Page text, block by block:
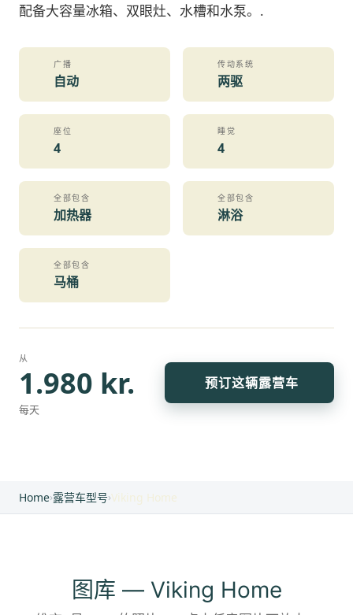
配备大容量冰箱、双眼灶、水槽和水泵。.
广播
自动
传动系统
两驱
座位
4
睡觉
4
全部包含
加热器
全部包含
淋浴
全部包含
马桶
从
1.980 kr.
每天
预订这辆露营车
Home›露营车型号›Viking Home
图库 — Viking Home